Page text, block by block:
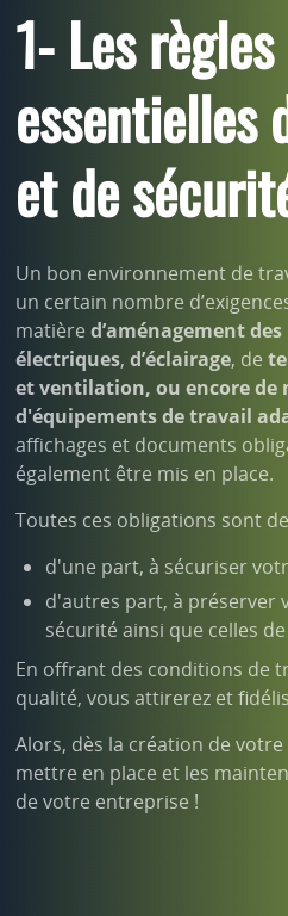
1- Les règles
essentielles
et de
Un bon environnement de
un certain nombre
matièred’aménagement
électriques,d’éclairage, de
et ventilation, ou encore de
d'équipements de travail
affichages et documents
également être mis en place.
Toutes ces obligations sont
d'une part, à sécuriser
d'autres part, à préserver
sécurité ainsi que celles
En offrant des conditions de
qualité, vous attirerez et
Alors, dès la création de
mettre en place et les
de votre entreprise !